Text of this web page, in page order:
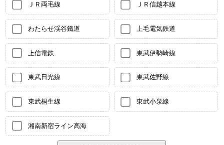
ＪＲ両毛線 ＪＲ信越本線
わたらせ渓谷鐵道 上毛電気鉄道
上信電鉄 東武伊勢崎線
東武日光線 東武佐野線
東武桐生線 東武小泉線
湘南新宿ライン高海